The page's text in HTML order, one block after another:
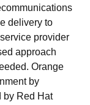
delivery to
provider
approach
Orange
by
by Red Hat